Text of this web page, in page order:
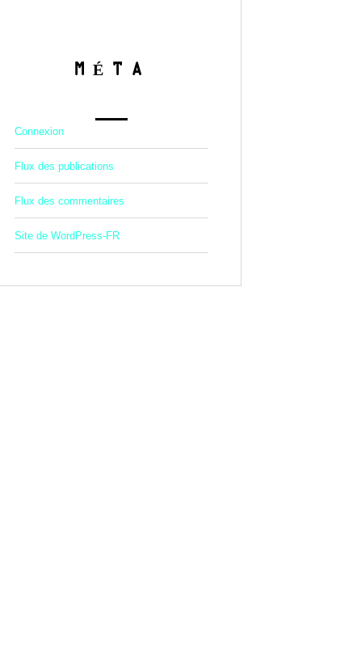
MÉTA
Connexion
Flux des publications
Flux des commentaires
Site de WordPress-FR